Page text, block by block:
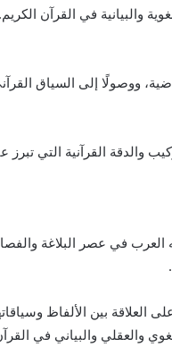
والبيانية في القرآن
ووصولًا إلى السياق
والدقة القرآنية التي تبرز
العرب في عصر البلاغة
العلاقة بين الألفاظ
والعقلي والبياني في